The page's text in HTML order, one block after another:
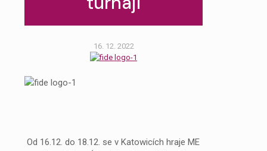
16. 12. 2022
Od 16.12. do 18.12. se v Katowicích hraje ME